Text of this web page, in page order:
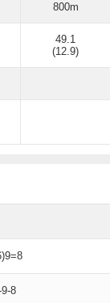
800m
49.1
(12.9)
8